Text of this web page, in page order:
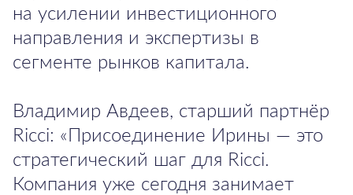
на усилении инвестиционного
направления и экспертизы в
сегменте рынков капитала.
Владимир Авдеев, старший партнёр
Ricci: «Присоединение Ирины — это
стратегический шаг для Ricci.
Компания уже сегодня занимает